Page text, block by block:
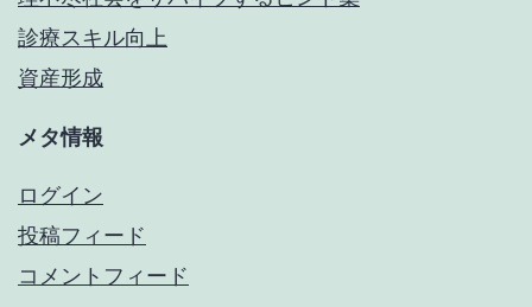
診療スキル向上
資産形成
メタ情報
ログイン
投稿フィード
コメントフィード